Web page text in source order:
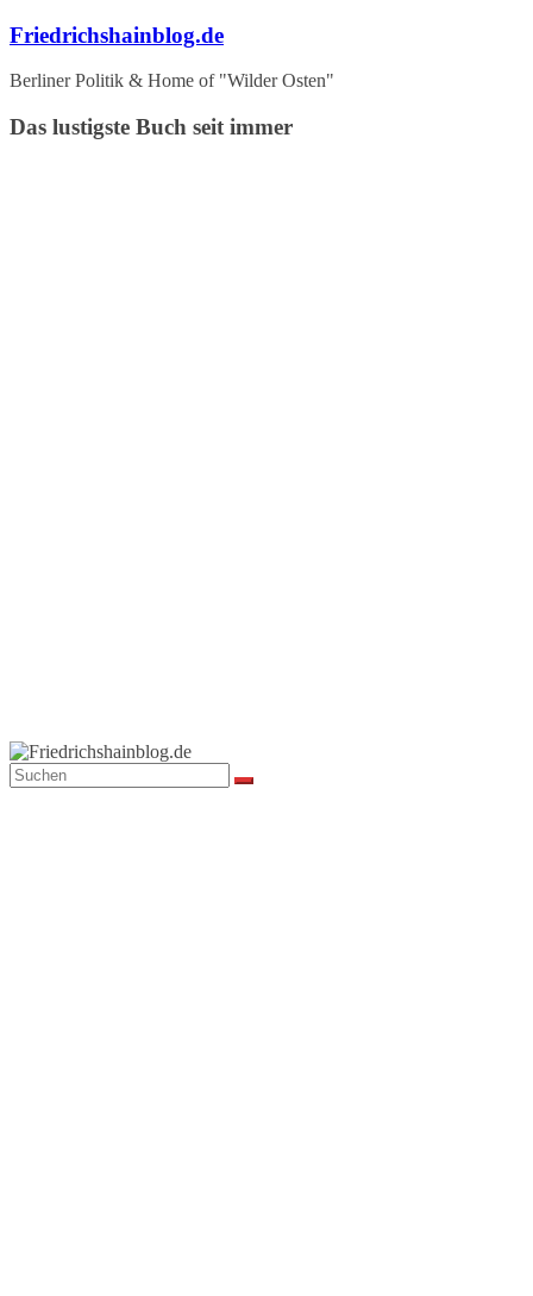
Zum
springen
Friedrichshainblog.de
Berliner Politik & Home of "Wilder Osten"
Das lustigste Buch seit immer